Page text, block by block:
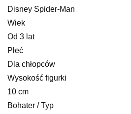
Disney Spider-Man
Wiek
Od 3 lat
Płeć
Dla chłopców
Wysokość figurki
10 cm
Bohater / Typ